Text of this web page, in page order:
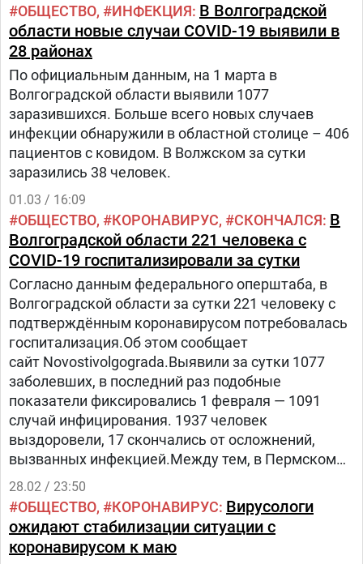
ОБЩЕСТВО ИНФЕКЦИЯ В Волгоградской
области новые случаи COVID-19 выявили в
28 районах
По официальным данным, на 1 марта в
Волгоградской области выявили 1077
заразившихся. Больше всего новых случаев
инфекции обнаружили в областной столице – 406
пациентов с ковидом. В Волжском за сутки
заразились 38 человек.
01.03 / 16:09
ОБЩЕСТВО КОРОНАВИРУС СКОНЧАЛСЯ В
Волгоградской области 221 человека с
COVID-19 госпитализировали за сутки
Согласно данным федерального оперштаба, в
Волгоградской области за сутки 221 человеку с
подтверждённым коронавирусом потребовалась
госпитализация.Об этом сообщает
сайт Novostivolgograda.Выявили за сутки 1077
заболевших, в последний раз подобные
показатели фиксировались 1 февраля — 1091
случай инфицирования. 1937 человек
выздоровели, 17 скончались от осложнений,
вызванных инфекцией.Между тем, в Пермском
крае количество заболевших за сутки достигло
3493.
28.02 / 23:50
ОБЩЕСТВО КОРОНАВИРУС Вирусологи
ожидают стабилизации ситуации с
коронавирусом к маю